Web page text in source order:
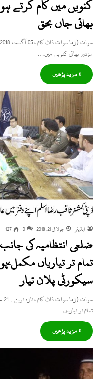
کنویں میں کام کرتے
بھائی جاں بحق
مزدور بھائی کنویں میں…
» مزید پڑھیں
ایڈیٹر جولائی 21, 2018 0
127
ضلعی انتظامیہ کی
تمام تر تیاریاں
سیکورٹی پلان تیار
تمام تر تیاریاں…
» مزید پڑھیں